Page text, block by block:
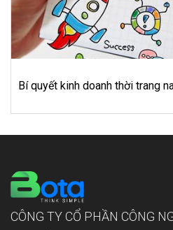
Kinh doanh chuỗi nhà
để đối mặt
CÔNG TY CỔ PHẦN CÔNG